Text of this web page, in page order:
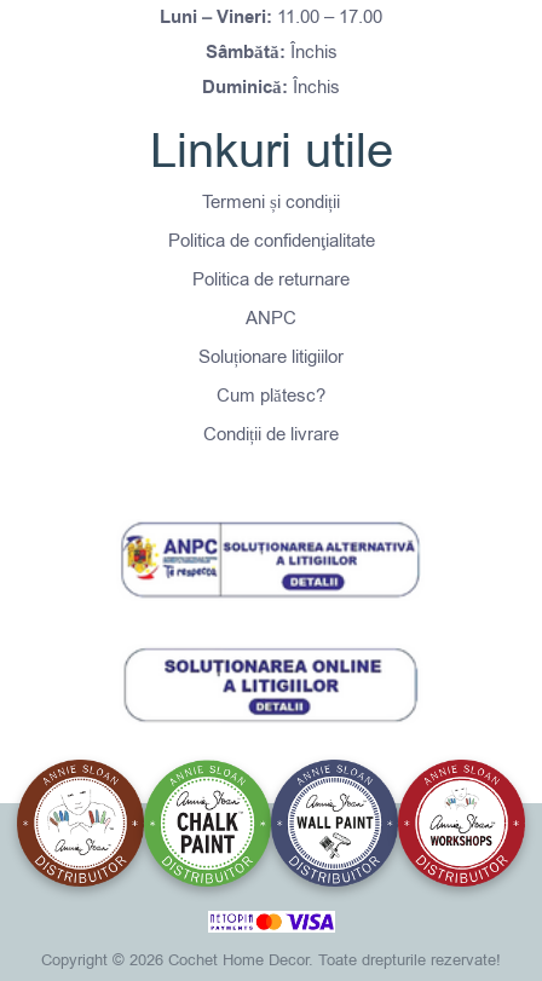
Luni – Vineri: 11.00 – 17.00
Sâmbătă: Închis
Duminică: Închis
Linkuri utile
Termeni și condiții
Politica de confidenţialitate
Politica de returnare
ANPC
Soluționare litigiilor
Cum plătesc?
Condiții de livrare
Copyright © 2026 Cochet Home Decor. Toate drepturile rezervate!